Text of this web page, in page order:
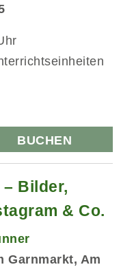
BUCHEN
Bilder,
& Co.
Garnmarkt, Am